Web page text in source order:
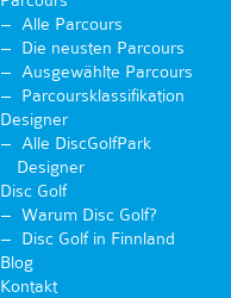
Alle Parcours
Die neusten Parcours
Ausgewählte Parcours
Parcoursklassifikation
Designer
Alle DiscGolfPark
Designer
Disc Golf
Warum Disc Golf?
Disc Golf in Finnland
Blog
Kontakt